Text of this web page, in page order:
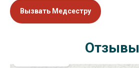
Вызвать Медсестру
Отзывы